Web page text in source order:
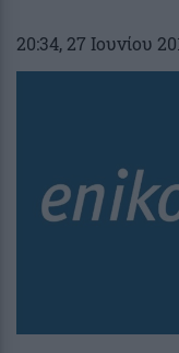
20:34, 27 Ιουνίου